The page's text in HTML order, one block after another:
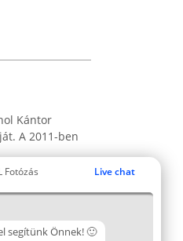
Fotózás Live chat
segítünk Önnek! 🙂
Kántor
A 2011-ben